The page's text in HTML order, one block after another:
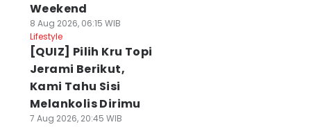
Weekend
8 Aug 2026, 06:15 WIB
Lifestyle
[QUIZ] Pilih Kru Topi
Jerami Berikut,
Kami Tahu Sisi
Melankolis Dirimu
7 Aug 2026, 20:45 WIB